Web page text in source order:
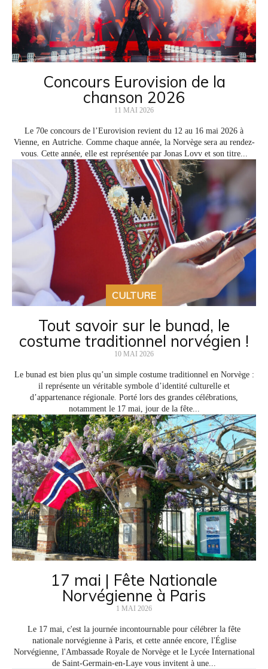
Concours Eurovision de la
chanson 2026
11 MAI 2026
Le 70e concours de l’Eurovision revient du 12 au 16 mai 2026 à
Vienne, en Autriche. Comme chaque année, la Norvège sera au rendez-
vous. Cette année, elle est représentée par Jonas Lovv et son titre...
CULTURE
Tout savoir sur le bunad, le
costume traditionnel norvégien !
10 MAI 2026
Le bunad est bien plus qu’un simple costume traditionnel en Norvège :
il représente un véritable symbole d’identité culturelle et
d’appartenance régionale. Porté lors des grandes célébrations,
notamment le 17 mai, jour de la fête...
17 mai | Fête Nationale
Norvégienne à Paris
1 MAI 2026
Le 17 mai, c'est la journée incontournable pour célébrer la fête
nationale norvégienne à Paris, et cette année encore, l'Église
Norvégienne, l'Ambassade Royale de Norvège et le Lycée International
de Saint-Germain-en-Laye vous invitent à une...